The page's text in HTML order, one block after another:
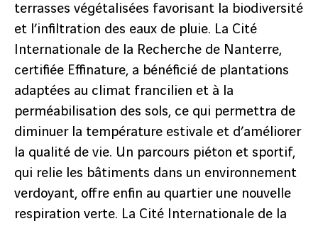
terrasses végétalisées favorisant la biodiversité
et l’infiltration des eaux de pluie. La Cité
Internationale de la Recherche de Nanterre,
certifiée Effinature, a bénéficié de plantations
adaptées au climat francilien et à la
perméabilisation des sols, ce qui permettra de
diminuer la température estivale et d’améliorer
la qualité de vie. Un parcours piéton et sportif,
qui relie les bâtiments dans un environnement
verdoyant, offre enfin au quartier une nouvelle
respiration verte. La Cité Internationale de la